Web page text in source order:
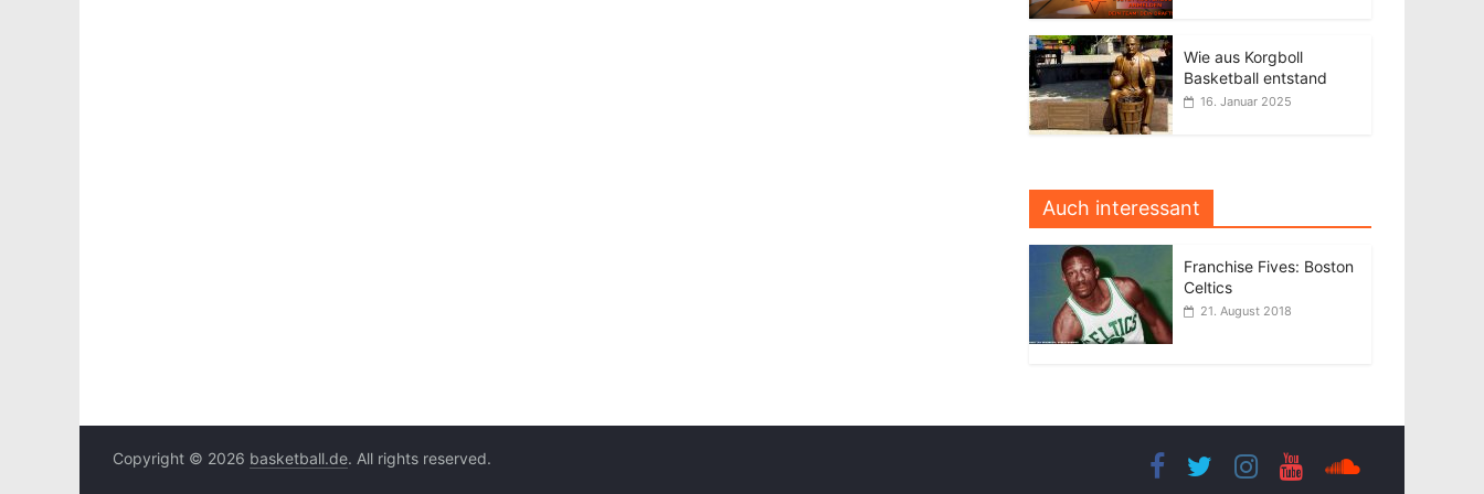
Wie aus Korgboll
Basketball entstand
16. Januar 2025
Auch interessant
Franchise Fives: Boston
Celtics
21. August 2018
Copyright © 2026 basketball.de. All rights reserved.